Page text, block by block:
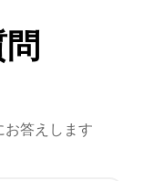
お答えします